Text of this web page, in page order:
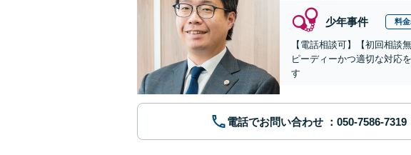
少年事件 料
【電話相談可】【初回相談
ピーディーかつ適切な対応
す
電話でお問い合わせ